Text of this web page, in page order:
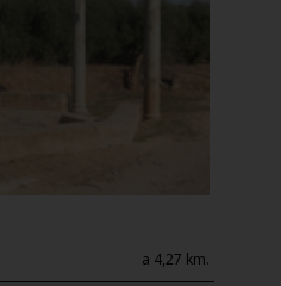
a 4,27 km.